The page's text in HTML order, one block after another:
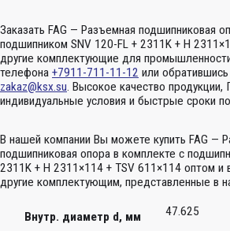
Заказать FAG — Разъемная подшипниковая
подшипником SNV 120-FL + 2311K + H
другие комплектующие для
телефона +7911-711-11-12 или
zakaz@ksx.su. Высокое качество продукции,
индивидуальные условия и быстрые сроки
В нашей компании Вы можете купить FAG —
подшипниковая опора в комплекте с
2311K + H 2311×114 + TSV 611×114 оптом и
другие комплектующим, представленные в
Внутр. диаметр d, мм 47.625